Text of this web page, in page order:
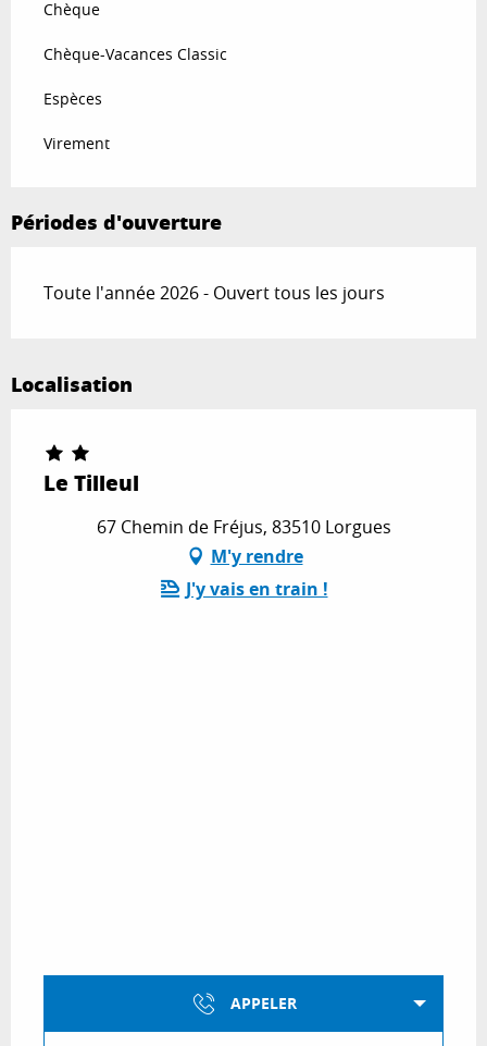
Chèque
Chèque-Vacances Classic
Espèces
Virement
Périodes d'ouverture
Toute l'année 2026 - Ouvert tous les jours
Localisation
Le Tilleul
67 Chemin de Fréjus, 83510 Lorgues
M'y rendre
J'y vais en train !
APPELER